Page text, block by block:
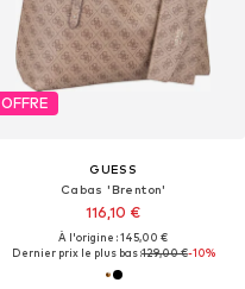
OFFRE
GUESS
Cabas 'Brenton'
116,10 €
À l'origine : 145,00 €
Dernier prix le plus bas :129,00 €-10%